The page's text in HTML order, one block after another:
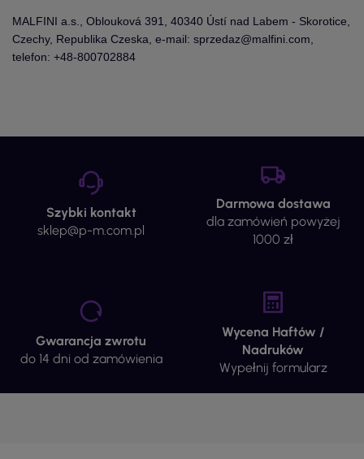
MALFINI a.s., Oblouková 391, 40340 Ústí nad Labem - Skorotice,
Czechy, Republika Czeska, e-mail: sprzedaz@malfini.com,
telefon: +48-800702884
Szybki kontakt
sklep@p-m.com.pl
Darmowa dostawa
dla zamówień powyżej
1000 zł
Gwarancja zwrotu
do 14 dni od zamówienia
Wycena Haftów /
Nadruków
Wypełnij formularz